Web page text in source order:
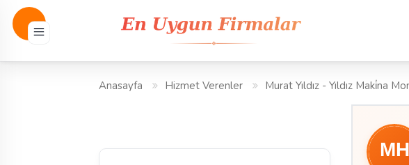
Anasayfa Hizmet Verenler Murat Yıldız - Yıldız Maki̇na